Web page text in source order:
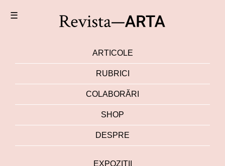
☰
ARTICOLE
RUBRICI
COLABORĂRI
SHOP
DESPRE
EXPOZIȚII